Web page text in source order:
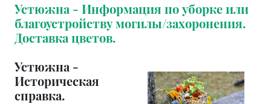
Устюжна - Информация по уборке или
благоустройству могилы/захоронения.
Доставка цветов.
Устюжна -
Историческая
справка.